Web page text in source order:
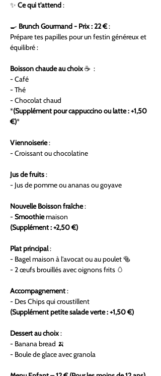
✨ Ce qui t'attend :
🍳 Brunch Gourmand - Prix : 22 € :
Prépare tes papilles pour un festin généreux et
équilibré :
Boisson chaude au choix ☕  :
- Café
- Thé
- Chocolat chaud
*(Supplément pour cappuccino ou latte : +1,50
€)*
Viennoiserie :
- Croissant ou chocolatine
Jus de fruits :
- Jus de pomme ou ananas ou goyave
Nouvelle Boisson fraîche :
- Smoothie maison
(Supplément : +2,50 €)
Plat principal :
- Bagel maison à l'avocat ou au poulet 🥯
- 2 œufs brouillés avec oignons frits 🥚
Accompagnement :
- Des Chips qui croustillent
(Supplément petite salade verte : +1,50 €)
Dessert au choix :
- Banana bread 🍌
- Boule de glace avec granola